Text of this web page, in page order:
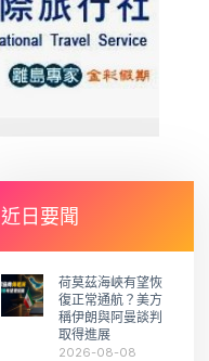
近日要聞
荷莫茲海峽有望恢
復正常通航？美方
稱伊朗與阿曼談判
取得進展
2026-08-08